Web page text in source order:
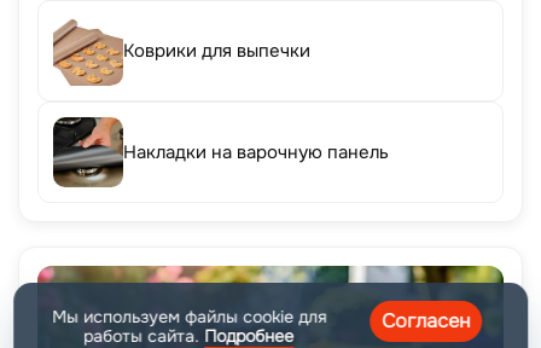
Коврики для выпечки
Накладки на варочную панель
Мы используем файлы cookie для
работы сайта. Подробнее
Согласен